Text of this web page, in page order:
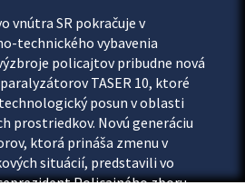
vnútra SR pokračuje v
technického vybavenia
policajtov pribudne nová
TASER 10, ktoré
posun v oblasti
prostriedkov. Novú generáciu
ktorá prináša zmenu v
situácií, predstavili vo